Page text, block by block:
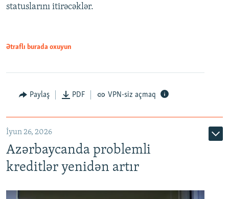
Auto 240p 360p 480p
720p 1080p
statuslarını itirəcəklər.
Ətraflı burada oxuyun
Paylaş PDF VPN-siz açmaq
İyun 26, 2026
Azərbaycanda problemli
kreditlər yenidən artır